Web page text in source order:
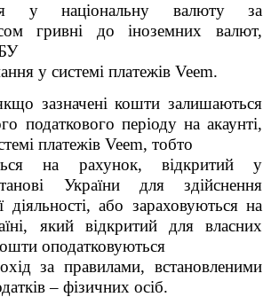
у національну валюту за
гривні до іноземних валют,
у системі платежів Veem.
зазначені кошти залишаються
податкового періоду на акаунті,
платежів Veem, тобто
на рахунок, відкритий у
України для здійснення
діяльності, або зараховуються на
який відкритий для власних
оподатковуються
за правилами, встановленими
– фізичних осіб.